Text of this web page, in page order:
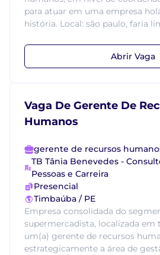
para atuar em uma empresa
história. Local: são paulo, faria
Abrir Vaga
Vaga De Gerente De
Humanos
gerente de recursos
TB Tânia Benevedes -
Pessoas e Carreira
Presencial
Timbaúba / PE
Empresa consolidada do
supermercadista, localizada em
um(a) gerente de recursos
estrategicamente a área de